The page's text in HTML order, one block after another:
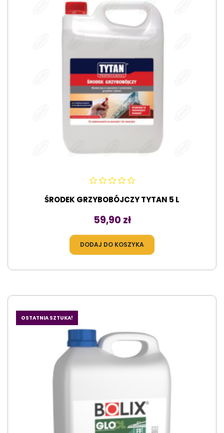
ŚRODEK GRZYBOBÓJCZY TYTAN 5 L
Cena
59,90 zł
DODAJ DO KOSZYKA
OSTATNIA SZTUKA!